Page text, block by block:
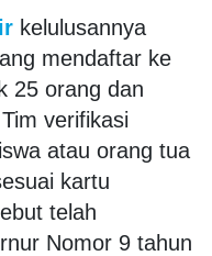
kelulusannya
mendaftar ke
25 orang dan
verifikasi
atau orang tua
kartu
telah
Nomor 9 tahun